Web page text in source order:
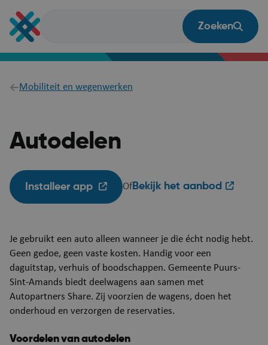
en
naar
inhoud
Zoeken
Breadcrumb
Mobiliteit en wegenwerken
Autodelen
Installeer app OfBekijk het aanbod
Je gebruikt een auto alleen wanneer je die écht nodig hebt.
Geen gedoe, geen vaste kosten. Handig voor een
daguitstap, verhuis of boodschappen. Gemeente Puurs-
Sint-Amands biedt deelwagens aan samen met
Autopartners Share. Zij voorzien de wagens, doen het
onderhoud en verzorgen de reservaties.
Voordelen van autodelen